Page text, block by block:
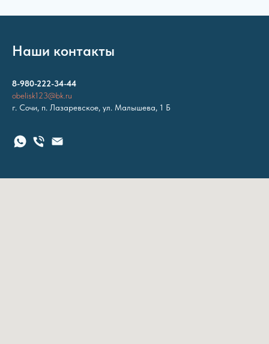
Наши контакты
8-980-222-34-44
obelisk123@bk.ru
г. Сочи, п. Лазаревское, ул. Малышева, 1 Б